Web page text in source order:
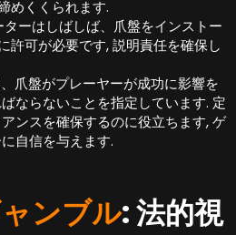
めくくられます.
ターはしばしば、爪盤をインストー
許可が必要です, 説明責任を確保し
爪盤がプレーヤーが成功に影響を
ならないことを指定しています. 定
ンスを確保するのに役立ちます, ゲ
自信を与えます.
ンブル: 法的視